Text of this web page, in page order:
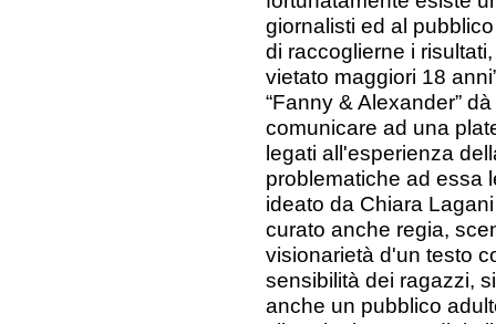
giornalisti ed al
di raccoglierne i
vietato maggiori 18
“Fanny & Alexander”
comunicare ad una
legati all'esperienza
problematiche ad essa
ideato da Chiara
curato anche regia,
visionarietà d'un testo
sensibilità dei ragazzi,
anche un pubblico